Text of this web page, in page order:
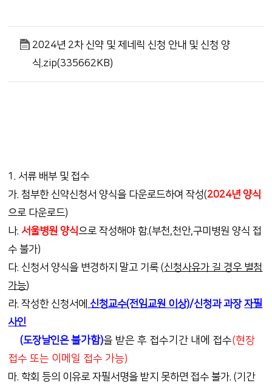
2024년 2차 신약 및 제네릭 신청 안내 및 신청 양
식.zip(335662KB)
1. 서류 배부 및 접수
가. 첨부한 신약신청서 양식을 다운로드하여 작성(2024년 양식
으로 다운로드)
나.서울병원 양식으로 작성해야 함.(부천,천안,구미병원 양식 접
수 불가)
다. 신청서 양식을 변경하지 말고 기록 (신청사유가 길 경우 별첨
가능)
라. 작성한 신청서에 신청교수(전임교원 이상)/신청과 과장자필
사인
(도장날인은불가함)을 받은 후 접수기간 내에 접수(현장
접수 또는 이메일 접수 가능)
마. 학회 등의 이유로 자필서명을 받지 못하면 접수 불가. (기간